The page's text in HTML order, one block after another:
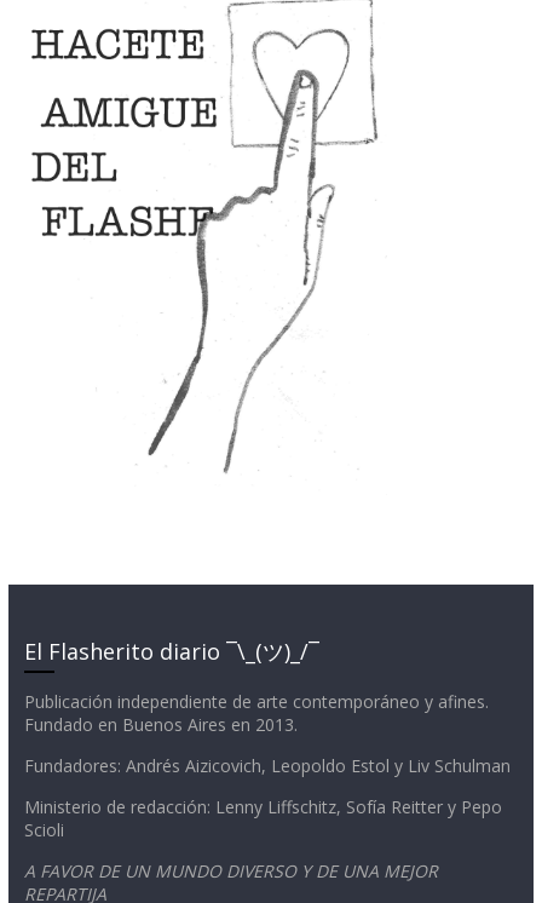
El Flasherito diario ¯\_(ツ)_/¯
Publicación independiente de arte contemporáneo y afines.
Fundado en Buenos Aires en 2013.
Fundadores: Andrés Aizicovich, Leopoldo Estol y Liv Schulman
Ministerio de redacción: Lenny Liffschitz, Sofía Reitter y Pepo
Scioli
A FAVOR DE UN MUNDO DIVERSO Y DE UNA MEJOR
REPARTIJA